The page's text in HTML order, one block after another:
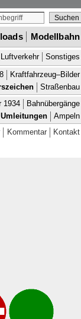
Modellbahn
Luftverkehr Sonstiges
Kraftfahrzeug–Bilder
Straßenbau
1934
Bahnübergänge
Ampeln
Kommentar Kontakt